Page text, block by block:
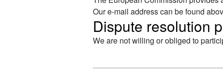
Our e-mail address can be found
Dispute resolution
We are not willing or obliged to